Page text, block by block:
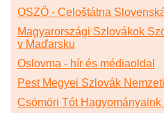
OSZÖ - Celoštátna
Magyarországi Szlovákok
v Maďarsku
Oslovma - hír és médiaoldal
Pest Megyei Szlovák
Csömöri Tót